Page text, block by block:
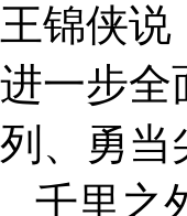
王锦侠说
进一步全
列、勇当
千里之